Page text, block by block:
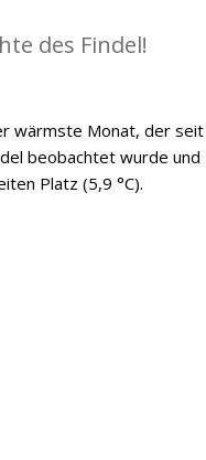
des Findel!
wärmste Monat, der seit
beobachtet wurde und
Platz (5,9 °C).